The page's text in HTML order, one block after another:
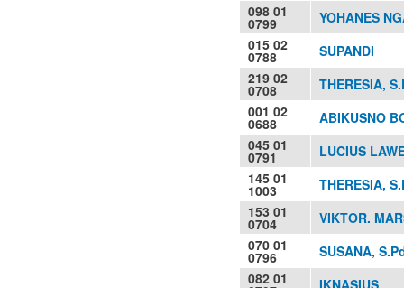
098 01
0799
YOHANES
015 02
0788
SUPANDI
219 02
0708
THERESIA,
001 02
0688
ABIKUSNO
045 01
0791
LUCIUS
145 01
1003
THERESIA,
153 01
0704
VIKTOR.
070 01
0796
SUSANA,
082 01
IKNASIUS